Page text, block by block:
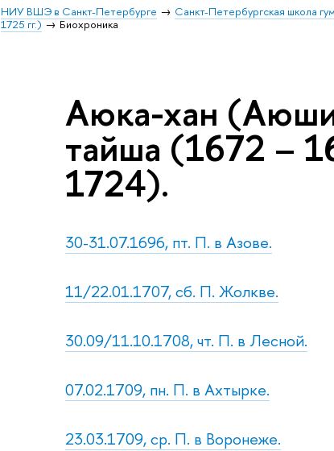
НИУ ВШЭ в Санкт-Петербурге Санкт-Петербургская школа
1725 гг.)
Биохроника
Аюка-хан
тайша (1672 –
1724).
30-31.07.1696, пт. П. в Азове.
11/22.01.1707, сб. П. Жолкве.
30.09/11.10.1708, чт. П. в Лесной.
07.02.1709, пн. П. в Ахтырке.
23.03.1709, ср. П. в Воронеже.